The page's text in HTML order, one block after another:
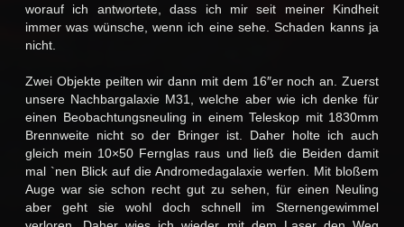
worauf ich antwortete, dass ich mir seit meiner Kindheit
immer was wünsche, wenn ich eine sehe. Schaden kanns ja
nicht.
Zwei Objekte peilten wir dann mit dem 16″er noch an. Zuerst
unsere Nachbargalaxie M31, welche aber wie ich denke für
einen Beobachtungsneuling in einem Teleskop mit 1830mm
Brennweite nicht so der Bringer ist. Daher holte ich auch
gleich mein 10×50 Fernglas raus und ließ die Beiden damit
mal `nen Blick auf die Andromedagalaxie werfen. Mit bloßem
Auge war sie schon recht gut zu sehen, für einen Neuling
aber geht sie wohl doch schnell im Sternengewimmel